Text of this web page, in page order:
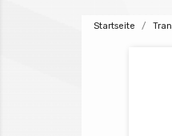
Startseite